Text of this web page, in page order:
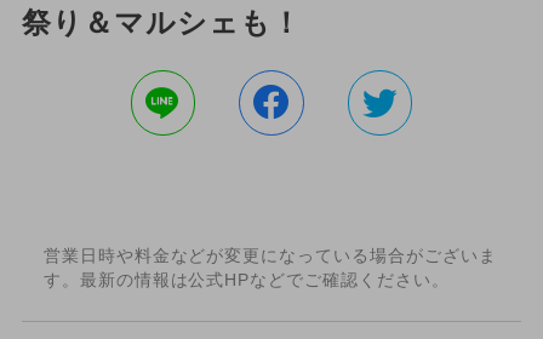
祭り＆マルシェも！
営業日時や料金などが変更になっている場合がございま
す。最新の情報は公式HPなどでご確認ください。